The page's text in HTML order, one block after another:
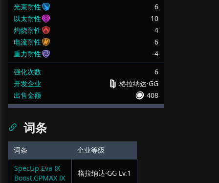
光束耐性
6
以太耐性
10
灼烧耐性
4
电流耐性
6
重力耐性
-4
强化次数
6
开发企业
格拉纳达·GG
出售金额
408
词条
词条
企业等级
SpecUp.Eva Ⅸ
Boost.GPMAX Ⅸ
格拉纳达·GG Lv.1